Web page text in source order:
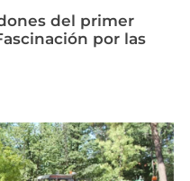
del primer
por las